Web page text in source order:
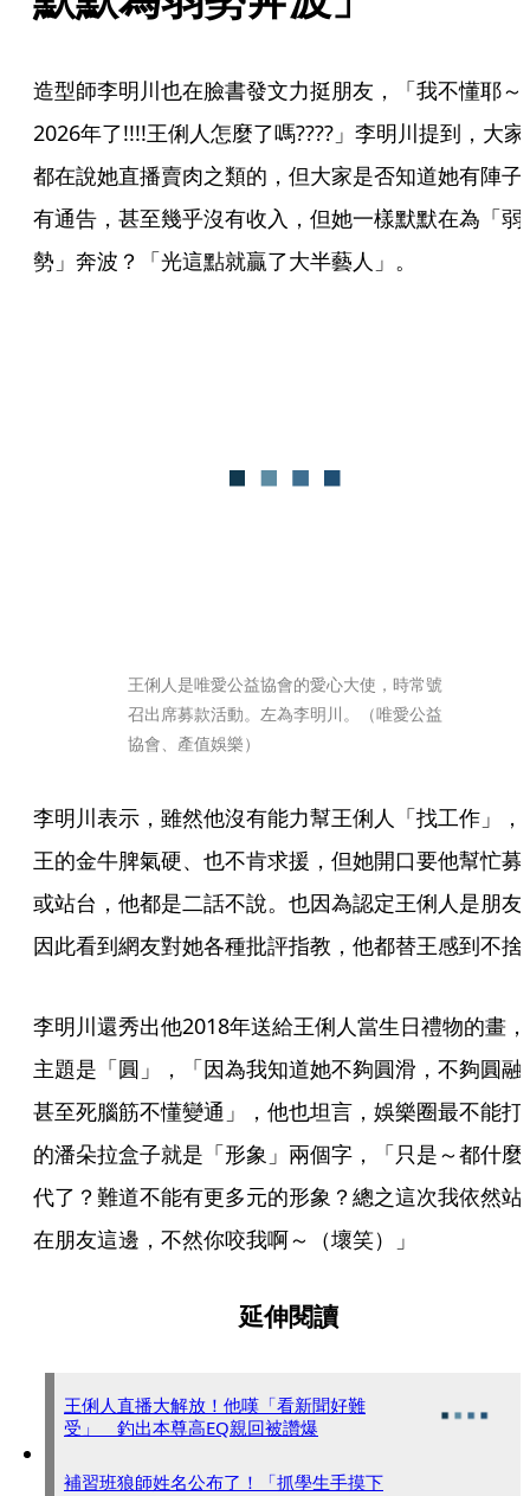
造型師李明川也在臉書發文力挺朋友，「我不懂耶～
2026年了!!!!王俐人怎麼了嗎????」李明川提到，大家
都在說她直播賣肉之類的，但大家是否知道她有陣子
有通告，甚至幾乎沒有收入，但她一樣默默在為「弱
勢」奔波？「光這點就贏了大半藝人」。
王俐人是唯愛公益協會的愛心大使，時常號
召出席募款活動。左為李明川。（唯愛公益
協會、產值娛樂）
李明川表示，雖然他沒有能力幫王俐人「找工作」，
王的金牛脾氣硬、也不肯求援，但她開口要他幫忙募
或站台，他都是二話不說。也因為認定王俐人是朋友
因此看到網友對她各種批評指教，他都替王感到不捨
李明川還秀出他2018年送給王俐人當生日禮物的畫，
主題是「圓」，「因為我知道她不夠圓滑，不夠圓融
甚至死腦筋不懂變通」，他也坦言，娛樂圈最不能打
的潘朵拉盒子就是「形象」兩個字，「只是～都什麼
代了？難道不能有更多元的形象？總之這次我依然站
在朋友這邊，不然你咬我啊～（壞笑）」
延伸閱讀
王俐人直播大解放！他嘆「看新聞好難
受」 釣出本尊高EQ親回被讚爆
補習班狼師姓名公布了！「抓學生手摸下